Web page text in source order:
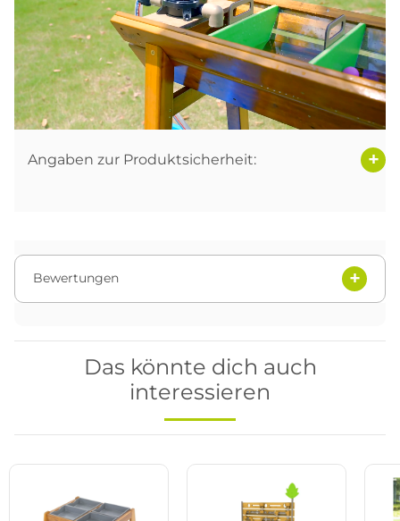
Angaben zur Produktsicherheit:
Bewertungen
Das könnte dich auch
interessieren